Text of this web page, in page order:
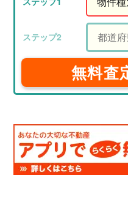
無料査